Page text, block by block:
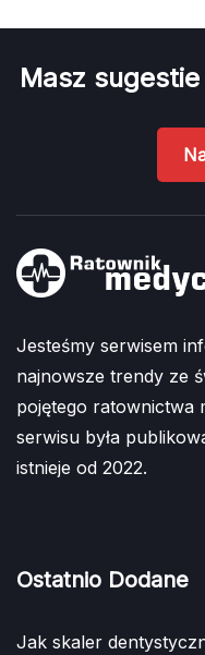
Masz
Jesteśmy serwisem
najnowsze trendy ze
pojętego ratownictwa
serwisu była
istnieje od 2022.
Ostatnio Dodane
Jak skaler